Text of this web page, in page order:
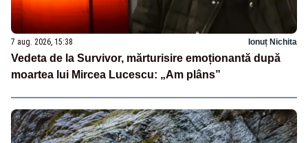
7 aug. 2026, 15:38 Ionuț Nichita
Vedeta de la Survivor, mărturisire emoționantă după
moartea lui Mircea Lucescu: „Am plâns”